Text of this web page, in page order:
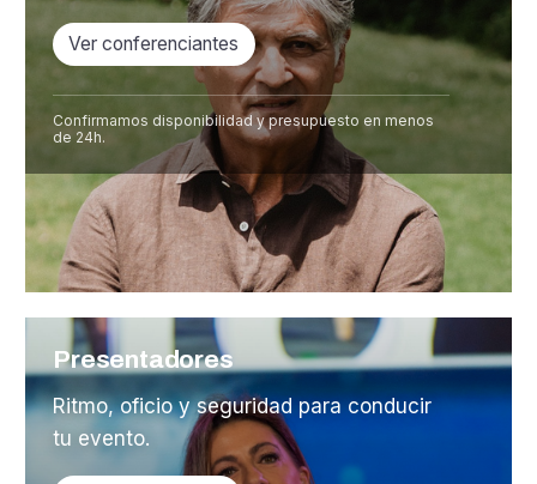
Ver conferenciantes
Confirmamos disponibilidad y presupuesto en menos
de 24h.
Presentadores
Ritmo, oficio y seguridad para conducir
tu evento.